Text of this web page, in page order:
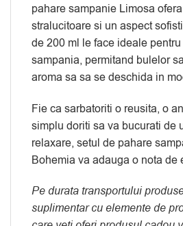
pahare sampanie Limosa
stralucitoare si un aspect
de 200 ml le face ideale
sampania, permitand bulelor
aroma sa sa se deschida in
Fie ca sarbatoriti o reusita, o
simplu doriti sa va bucurati de
relaxare, setul de pahare
Bohemia va adauga o nota de
Pe durata transportului
suplimentar cu elemente de